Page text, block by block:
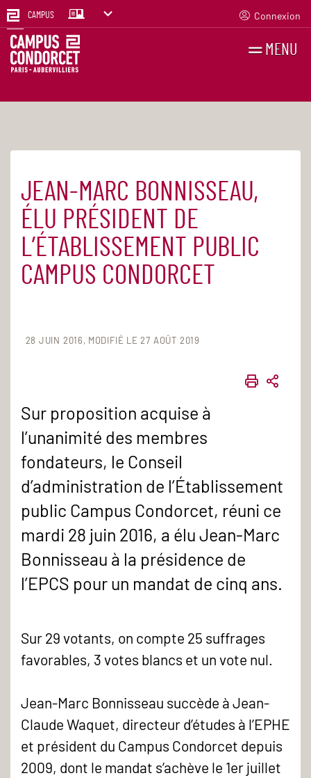
CAMPUS Connexion
MENU
Accueil Actualités
JEAN-MARC BONNISSEAU,
ÉLU PRÉSIDENT DE
L’ÉTABLISSEMENT PUBLIC
CAMPUS CONDORCET
28 JUIN 2016 MODIFIÉ LE 27 AOÛT 2019
Sur proposition acquise à
l’unanimité des membres
fondateurs, le Conseil
d’administration de l’Établissement
public Campus Condorcet, réuni ce
mardi 28 juin 2016, a élu Jean-Marc
Bonnisseau à la présidence de
l’EPCS pour un mandat de cinq ans.
Sur 29 votants, on compte 25 suffrages
favorables, 3 votes blancs et un vote nul.
Jean-Marc Bonnisseau succède à Jean-
Claude Waquet, directeur d’études à l’EPHE
et président du Campus Condorcet depuis
2009, dont le mandat s’achève le 1er juillet